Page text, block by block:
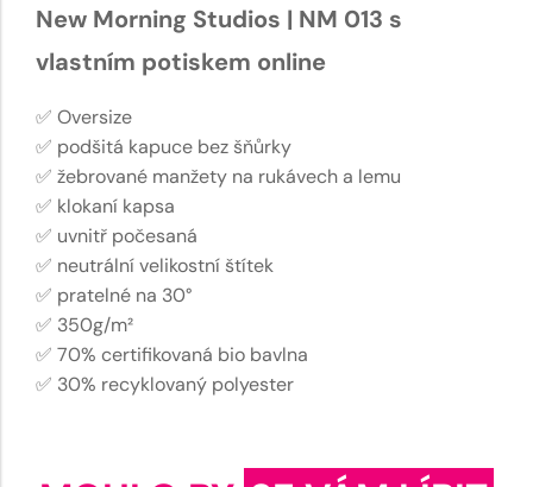
New Morning Studios | NM 013 s
vlastním potiskem online
✅ Oversize
✅ podšitá kapuce bez šňůrky
✅ žebrované manžety na rukávech a lemu
✅ klokaní kapsa
✅ uvnitř počesaná
✅ neutrální velikostní štítek
✅ pratelné na 30°
✅ 350g/m²
✅ 70% certifikovaná bio bavlna
✅ 30% recyklovaný polyester